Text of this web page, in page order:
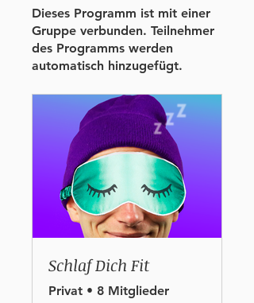
Dieses Programm ist mit einer
Gruppe verbunden. Teilnehmer
des Programms werden
automatisch hinzugefügt.
Schlaf Dich Fit
Privat • 8 Mitglieder